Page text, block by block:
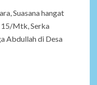
Suasana hangat
15/Mtk, Serka
Abdullah di Desa